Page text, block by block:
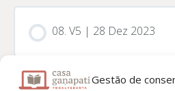
Gestão de
08. V5 | 28 Dez 2023